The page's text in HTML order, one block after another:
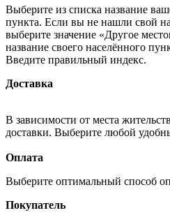
Выберите из списка название
пункта. Если вы не нашли свой
выберите значение «Другое
название своего населённого
Введите правильный индекс.
Доставка
В зависимости от места
доставки. Выберите любой
Оплата
Выберите оптимальный способ
Покупатель